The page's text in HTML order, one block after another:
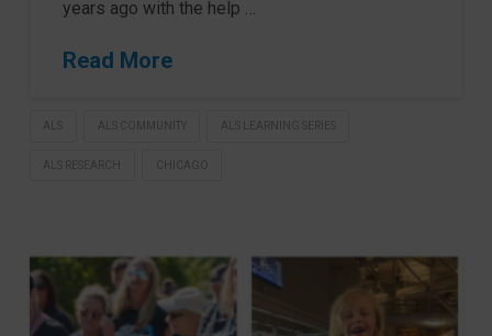
years ago with the help …
Read More
ALS ALS COMMUNITY ALS LEARNING SERIES
ALS RESEARCH CHICAGO